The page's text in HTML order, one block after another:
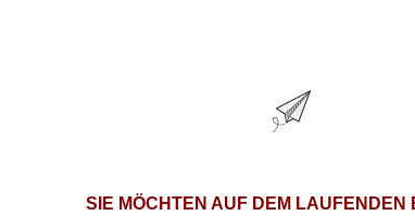
SIE MÖCHTEN AUF DEM LAUFENDEN